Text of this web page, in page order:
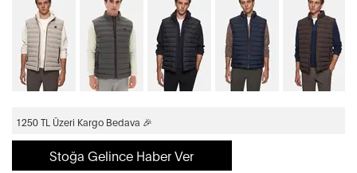
1250 TL Üzeri Kargo Bedava 🎉
Stoğa Gelince Haber Ver